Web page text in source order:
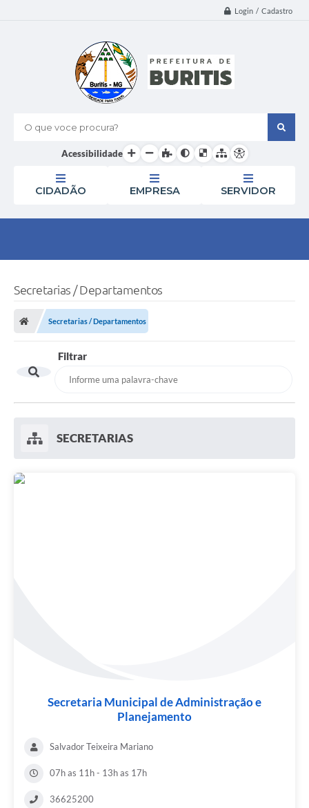
Login / Cadastro
O que voce procura?
Acessibilidade
CIDADÃO EMPRESA SERVIDOR
Secretarias / Departamentos
Secretarias / Departamentos
Filtrar
SECRETARIAS
Secretaria Municipal de Administração e
Planejamento
Salvador Teixeira Mariano
07h as 11h - 13h as 17h
36625200